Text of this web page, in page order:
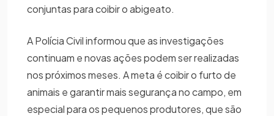
conjuntas para coibir o abigeato.
A Polícia Civil informou que as investigações
continuam e novas ações podem ser realizadas
nos próximos meses. A meta é coibir o furto de
animais e garantir mais segurança no campo, em
especial para os pequenos produtores, que são